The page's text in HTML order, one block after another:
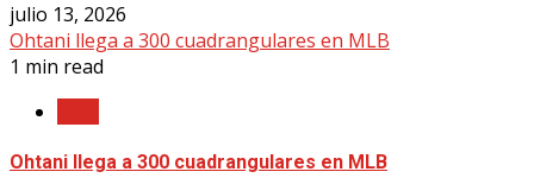
julio 13, 2026
Ohtani llega a 300 cuadrangulares en MLB
1 min read
Ohtani llega a 300 cuadrangulares en MLB